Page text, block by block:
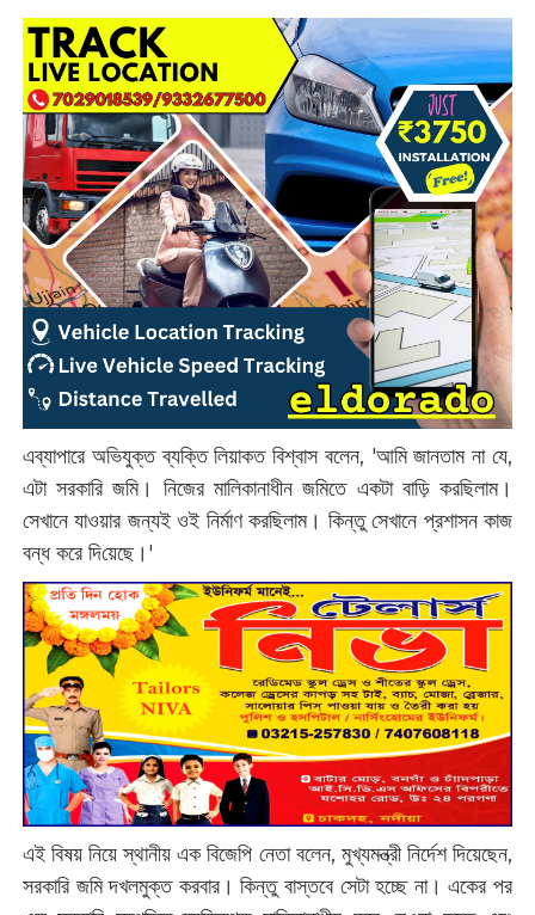
এব্যাপারে অভিযুক্ত ব্যক্তি লিয়াকত বিশ্বাস বলেন, 'আমি জানতাম না যে,
এটা সরকারি জমি। নিজের মালিকানাধীন জমিতে একটা বাড়ি করছিলাম।
সেখানে যাওয়ার জন্যই ওই নির্মাণ করছিলাম। কিন্তু সেখানে প্রশাসন কাজ
বন্ধ করে দি‌য়েছে।'‌‌
এই বিষয় নিয়ে স্থানীয় এক বিজেপি নেতা বলেন, মুখ্যমন্ত্রী নির্দেশ দিয়েছেন,
সরকারি জমি দখলমুক্ত করবার। কিন্তু বাস্তবে সেটা হচ্ছে না। একের পর